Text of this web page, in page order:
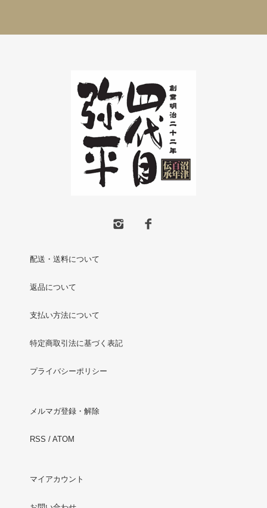
配送・送料について
返品について
支払い方法について
特定商取引法に基づく表記
プライバシーポリシー
メルマガ登録・解除
RSS / ATOM
マイアカウント